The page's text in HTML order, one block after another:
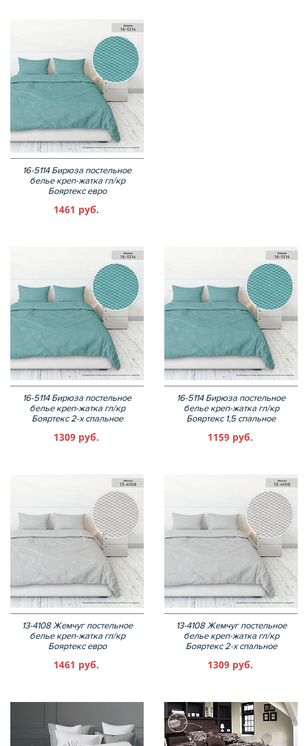
16-5114 Бирюза постельное
белье креп-жатка гл/кр
Бояртекс евро
1461 руб.
16-5114 Бирюза постельное
белье креп-жатка гл/кр
Бояртекс 2-х спальное
1309 руб.
16-5114 Бирюза постельное
белье креп-жатка гл/кр
Бояртекс 1,5 спальное
1159 руб.
13-4108 Жемчуг постельное
белье креп-жатка гл/кр
Бояртекс евро
1461 руб.
13-4108 Жемчуг постельное
белье креп-жатка гл/кр
Бояртекс 2-х спальное
1309 руб.